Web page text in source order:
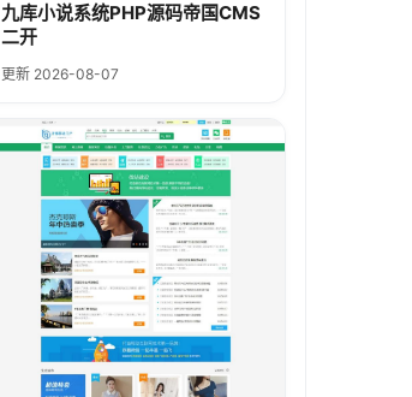
九库小说系统PHP源码帝国CMS
二开
更新 2026-08-07